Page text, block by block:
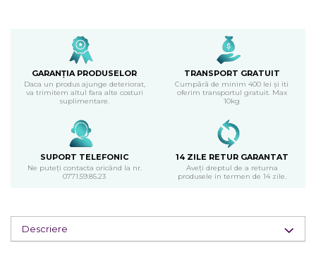
GARANȚIA PRODUSELOR
Daca un produs ajunge deteriorat,
va trimitem altul fara alte costuri
suplimentare.
TRANSPORT GRATUIT
Cumpără de minim 400 lei și iti
oferim transportul gratuit. Max
10kg
SUPORT TELEFONIC
Ne puteți contacta oricând la nr.
0771.59.85.23
14 ZILE RETUR GARANTAT
Aveți dreptul de a returna
produsele in termen de 14 zile.
Descriere